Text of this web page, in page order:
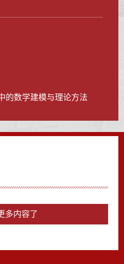
的数学建模与理论方法
多内容了